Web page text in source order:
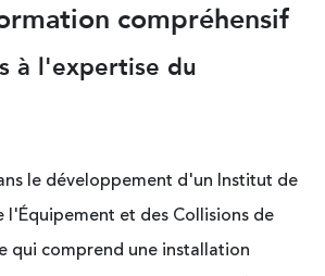
compréhensif
à l'expertise du
le développement d'un Institut de
l'Équipement et des Collisions de
qui comprend une installation